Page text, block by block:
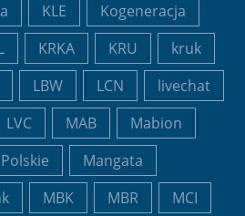
KLE
Kogeneracja
KRKA KRU
kruk
LBW LCN
livechat
LVC MAB
Mabion
Mangata
MBK MBR
MCI